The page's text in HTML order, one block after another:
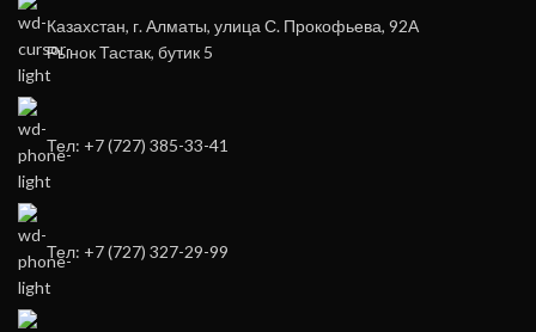
Казахстан, г. Алматы, улица С. Прокофьева, 92А
Рынок Тастак, бутик 5
Тел: +7 (727) 385-33-41
Тел: +7 (727) 327-29-99